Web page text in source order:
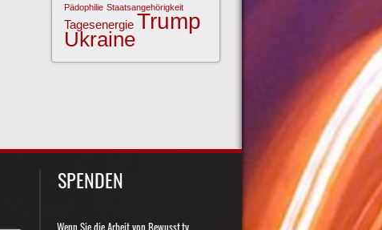
Pädophilie Staatsangehörigkeit
Tagesenergie Trump
Ukraine
SPENDEN
Wenn Sie die Arbeit von Bewusst.tv